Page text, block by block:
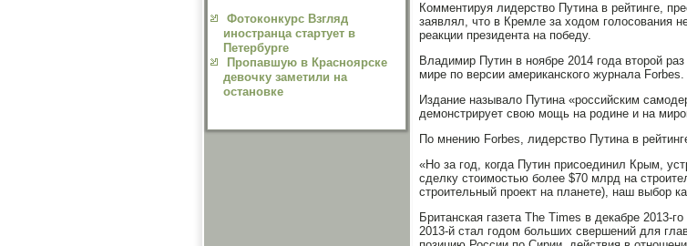
Фотоконкурс Взгляд
иностранца стартует в
Петербурге
Пропавшую в Красноярске
девочку заметили на
остановке
Комментируя лидерство Путина в рейтинге,
заявлял, что в Кремле за ходом голосования
реакции президента на победу.
Владимир Путин в ноябре 2014 года второй
мире по версии американского журнала Forbes.
Издание называло Путина «российским
демонстрирует свою мощь на родине и на
По мнению Forbes, лидерство Путина в
«Но за год, когда Путин присоединил Крым,
сделку стоимостью более $70 млрд на
строительный проект на планете), наш выбор
Британская газета The Times в декабре 2013-
2013-й стал годом больших свершений для